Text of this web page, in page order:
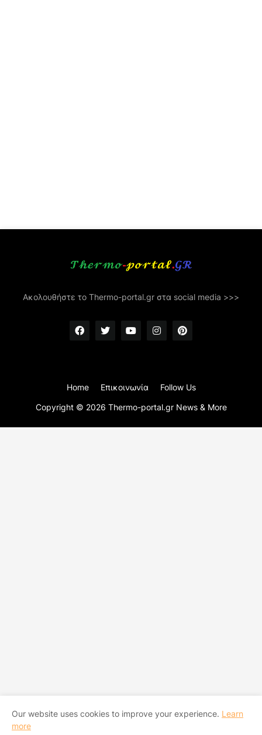
Ακολουθήστε το Thermo-portal.gr στα social media >>>
Copyright © 2026 Thermo-portal.gr News & More
Home Επικοινωνία Follow Us
Our website uses cookies to improve your experience. Learn
more